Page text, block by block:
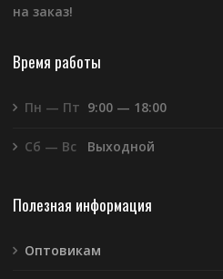
на заказ!
Время работы
Пн — Пт 9:00 — 18:00
Сб — Вс Выходной
Полезная информация
Оптовикам